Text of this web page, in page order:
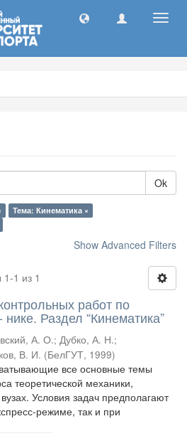
Ok
Тема: Кинематика ×
Show Advanced Filters
1 из 1
работ по
Раздел “Кинематика”
А. О.; Дубко, А. Н.;
В. И. (БелГУТ, 1999)
все основные темы
теоретической механики,
Условия задач предполагают
режиме, так и при